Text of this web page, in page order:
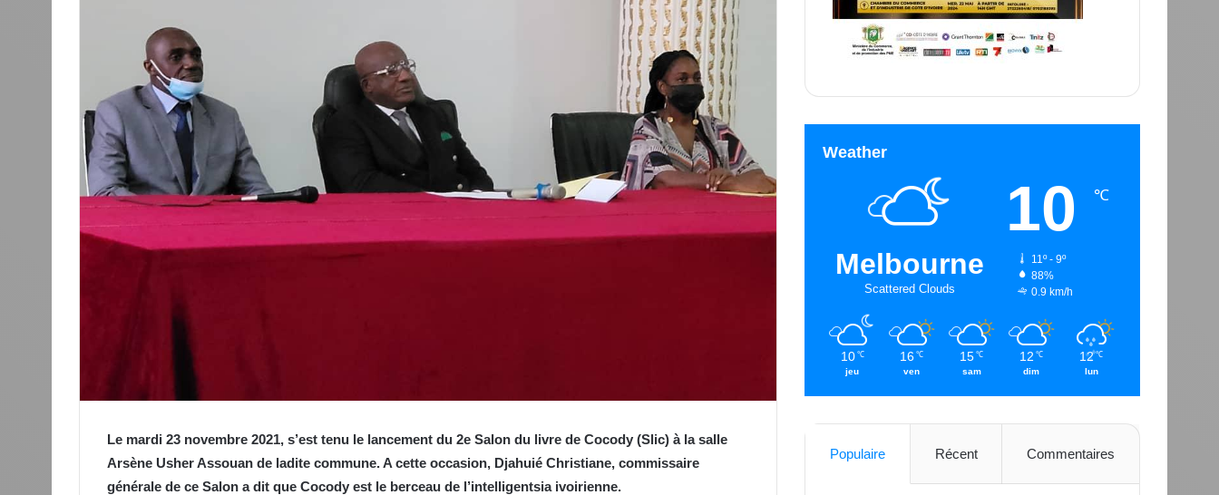
Le mardi 23 novembre 2021, s’est tenu le lancement du 2e Salon du livre de Cocody (Slic) à la salle
Arsène Usher Assouan de ladite commune. A cette occasion, Djahuié Christiane, commissaire
générale de ce Salon a dit que Cocody est le berceau de l’intelligentsia ivoirienne.
Weather
Melbourne
Scattered Clouds
10 ℃
11º - 9º
88%
0.9 km/h
10 ℃
jeu
16 ℃
ven
15 ℃
sam
12 ℃
dim
12 ℃
lun
Populaire Récent Commentaires